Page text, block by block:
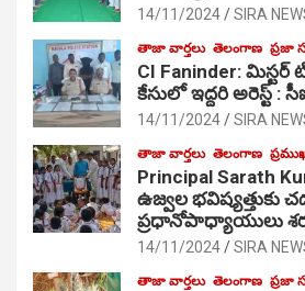
14/11/2024 SIRA
తాజా వార్తలు తెలంగాణ ప్రజా
CI Faninder: మిస్టర్
కేసులో ఇద్దరి అరెస్ట్ :
14/11/2024 SIRA
తాజా వార్తలు తెలంగాణ
Principal Sarath
ఉజ్వల భవిష్యత్తుకు
ప్రధానోపాధ్యాయులు
14/11/2024 SIRA
తాజా వార్తలు తెలంగాణ ప్రజా